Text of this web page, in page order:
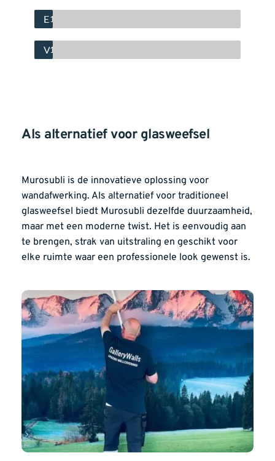
Exclusieve en unieke inkoop100%
Vakkundige applicatietechnieken.
100%
Als alternatief voor glasweefsel
Murosubli is de innovatieve oplossing voor
wandafwerking. Als alternatief voor traditioneel
glasweefsel biedt Murosubli dezelfde duurzaamheid,
maar met een moderne twist. Het is eenvoudig aan
te brengen, strak van uitstraling en geschikt voor
elke ruimte waar een professionele look gewenst is.